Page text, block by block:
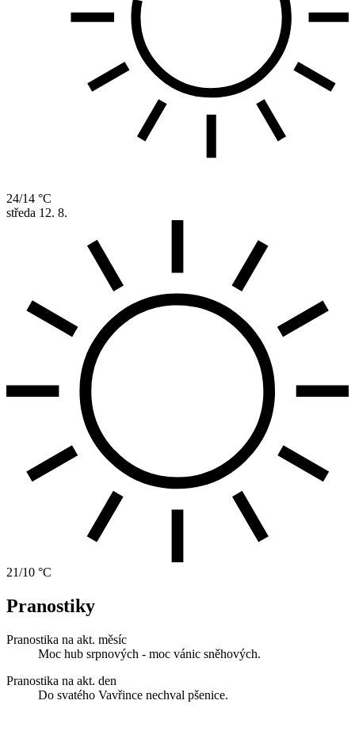
24/14 °C
středa 12. 8.
21/10 °C
Pranostiky
Pranostika na akt. měsíc
Moc hub srpnových - moc vánic sněhových.
Pranostika na akt. den
Do svatého Vavřince nechval pšenice.